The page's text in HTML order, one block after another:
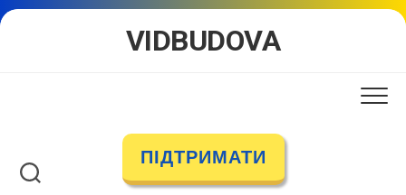
Skip
VIDBUDOVA
ПІДТРИМАТИ